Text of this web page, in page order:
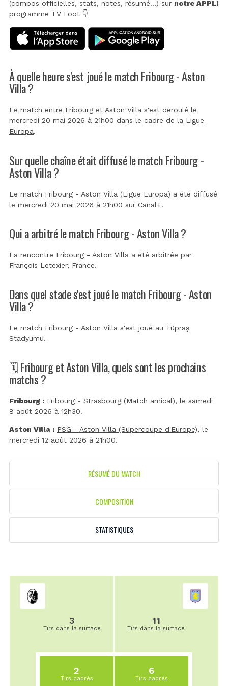
(compos officielles, stats, notes, résumé...) sur notre APPLI
programme TV Foot 👇
À quelle heure s'est joué le match Fribourg - Aston
Villa ?
Le match entre Fribourg et Aston Villa s'est déroulé le
mercredi 20 mai 2026 à 21h00 dans le cadre de la Ligue
Europa.
Sur quelle chaîne était diffusé le match Fribourg -
Aston Villa ?
Le match Fribourg - Aston Villa (Ligue Europa) a été diffusé
le mercredi 20 mai 2026 à 21h00 sur Canal+.
Qui a arbitré le match Fribourg - Aston Villa ?
La rencontre Fribourg - Aston Villa a été arbitrée par
François Letexier, France.
Dans quel stade s'est joué le match Fribourg - Aston
Villa ?
Le match Fribourg - Aston Villa s'est joué au Tüpraş
Stadyumu.
🗓️ Fribourg et Aston Villa, quels sont les prochains
matchs ?
Fribourg : Fribourg - Strasbourg (Match amical), le samedi
8 août 2026 à 12h30.
Aston Villa : PSG - Aston Villa (Supercoupe d'Europe), le
mercredi 12 août 2026 à 21h00.
RÉSUMÉ DU MATCH
COMPOSITION
STATISTIQUES
3
Tirs dans la surface
2
Tirs cadrés
11
Tirs dans la surface
6
Tirs cadrés